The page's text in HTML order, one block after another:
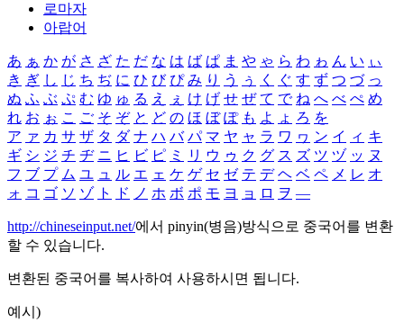
로마자
아랍어
あ ぁ か が さ ざ た だ な は ば ぱ ま や ゃ ら わ ゎ ん い ぃ
き ぎ し じ ち ぢ に ひ び ぴ み り う ぅ く ぐ す ず つ づ っ
ぬ ふ ぶ ぷ む ゆ ゅ る え ぇ け げ せ ぜ て で ね へ べ ぺ め
れ お ぉ こ ご そ ぞ と ど の ほ ぼ ぽ も よ ょ ろ を
ア ァ カ サ ザ タ ダ ナ ハ バ パ マ ヤ ャ ラ ワ ヮ ン イ ィ キ
ギ シ ジ チ ヂ ニ ヒ ビ ピ ミ リ ウ ゥ ク グ ス ズ ツ ヅ ッ ヌ
フ ブ プ ム ユ ュ ル エ ェ ケ ゲ セ ゼ テ デ ヘ ベ ペ メ レ オ
ォ コ ゴ ソ ゾ ト ド ノ ホ ボ ポ モ ヨ ョ ロ ヲ ―
http://chineseinput.net/에서 pinyin(병음)방식으로 중국어를 변환
할 수 있습니다.
변환된 중국어를 복사하여 사용하시면 됩니다.
예시)